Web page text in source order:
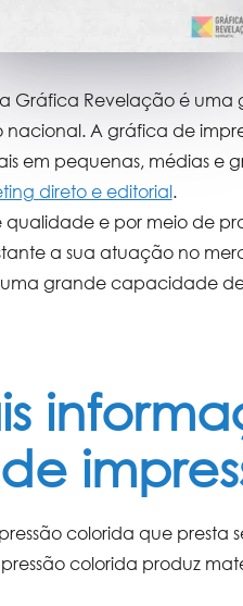
Gráfica Revelação é uma
nacional. A gráfica de
em pequenas, médias e
direto e editorial.
e por meio de
a sua atuação no
uma grande capacidade
de
colorida que presta
colorida produz